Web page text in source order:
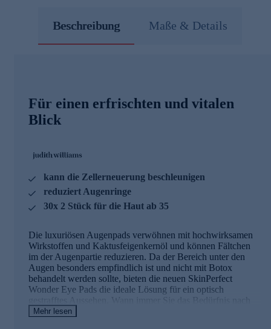
Beschreibung Maße & Details
Für einen erfrischten und vitalen
Blick
kann die Zellerneuerung beschleunigen
reduziert Augenringe
30x 2 Stück für die Haut ab 35
Die luxuriösen Augenpads verwöhnen mit hochwirksamen
Wirkstoffen und Kaktusfeigenkernöl und können Fältchen
im der Augenpartie reduzieren. Da der Bereich unter den
Augen besonders empfindlich ist und nicht mit Botox
behandelt werden sollte, bieten die neuen SkinPerfect
Wonder Eye Pads die ideale Lösung für ein optisch
gestrafftes Aussehen. Wann immer Sie das Bedürfnis nach
einer schnellen Anti-Aging-Behandlung verspüren, können
Mehr lesen